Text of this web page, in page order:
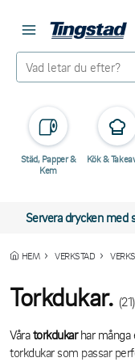
Städ, Papper &
Kem
Kök &
Servera drycken med
HEM VERKSTAD
Torkdukar. (21)
Våratorkdukarhar
torkdukar som passar